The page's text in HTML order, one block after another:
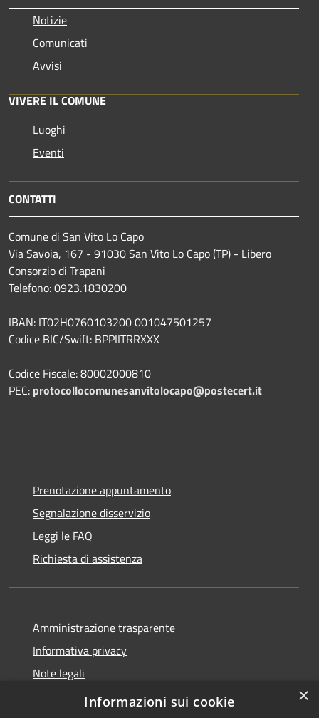
Notizie
Comunicati
Avvisi
VIVERE IL COMUNE
Luoghi
Eventi
CONTATTI
Comune di San Vito Lo Capo
Via Savoia, 167 - 91030 San Vito Lo Capo (TP) - Libero
Consorzio di Trapani
Telefono: 0923.1830200
IBAN: IT02H0760103200 001047501257
Codice BIC/Swift: BPPIITRRXXX
Codice Fiscale: 80002000810
PEC: protocollocomunesanvitolocapo@postecert.it
Prenotazione appuntamento
Segnalazione disservizio
Leggi le FAQ
Richiesta di assistenza
Amministrazione trasparente
Informativa privacy
Note legali
Dichiarazione di accessibilità
×
Informazioni sui cookie